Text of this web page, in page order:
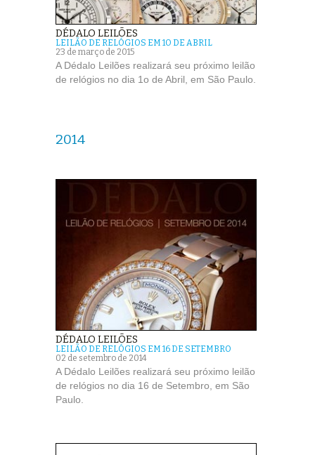
DÉDALO LEILÕES
LEILÃO DE RELÓGIOS EM 1O DE ABRIL
23 de março de 2015
A Dédalo Leilões realizará seu próximo leilão
de relógios no dia 1o de Abril, em São Paulo.
2014
DÉDALO LEILÕES
LEILÃO DE RELÓGIOS EM 16 DE SETEMBRO
02 de setembro de 2014
A Dédalo Leilões realizará seu próximo leilão
de relógios no dia 16 de Setembro, em São
Paulo.